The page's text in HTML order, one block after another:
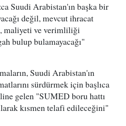
Suudi Arabistan'ın başka bir
değil, mevcut ihracat
maliyeti ve verimliliği
bulup bulamayacağı"
Suudi Arabistan'ın
sürdürmek için başlıca
gelen "SUMED boru hattı
kısmen telafi edileceğini"